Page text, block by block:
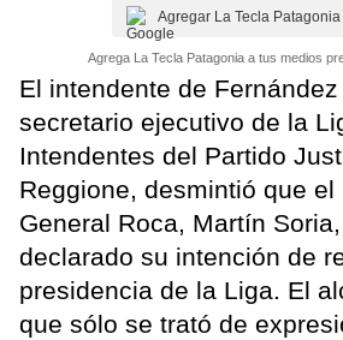
Agregar La Tecla
Agrega La Tecla Patagonia a tus medios
El intendente de
secretario ejecutivo de la
Intendentes del Partido
Reggione, desmintió que el
General Roca, Martín
declarado su intención de
presidencia de la Liga. El
que sólo se trató de